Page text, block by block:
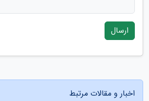
ارسال
اخبار و مقالات مرتبط